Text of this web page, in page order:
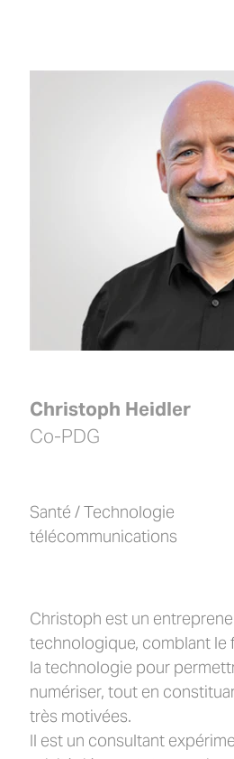
Christoph Heidler
Co-PDG
Santé / Technologie
télécommunications
Christoph est un
technologique, comblant le
la technologie pour
numériser, tout en
très motivées.
Il est un consultant